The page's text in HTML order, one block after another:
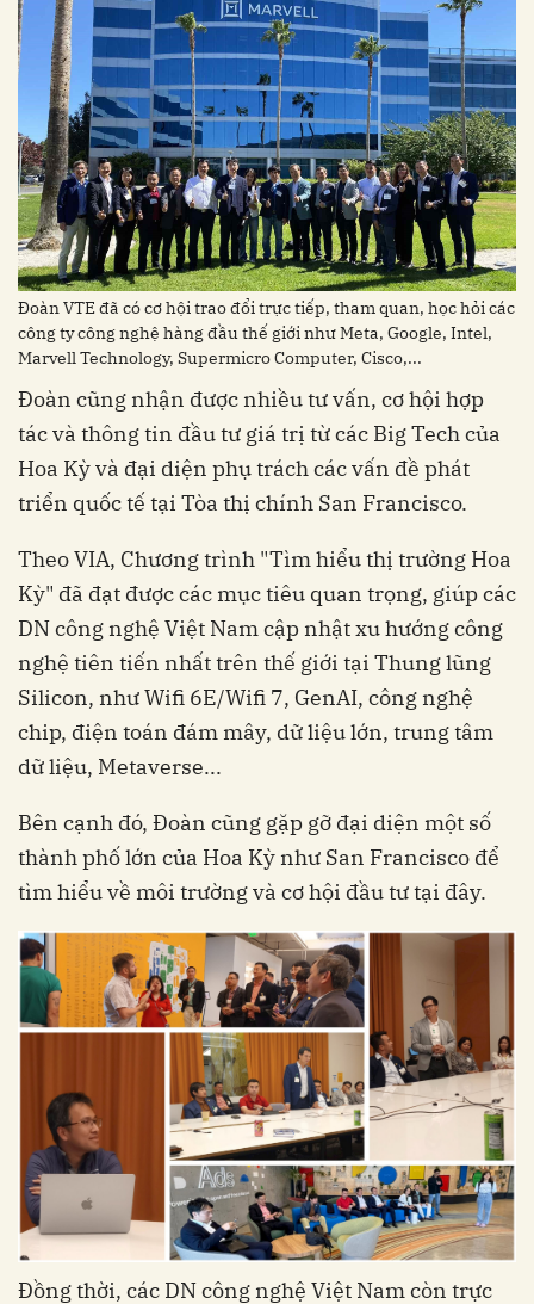
Đoàn VTE đã có cơ hội trao đổi trực tiếp, tham quan, học hỏi các
công ty công nghệ hàng đầu thế giới như Meta, Google, Intel,
Marvell Technology, Supermicro Computer, Cisco,...
Đoàn cũng nhận được nhiều tư vấn, cơ hội hợp
tác và thông tin đầu tư giá trị từ các Big Tech của
Hoa Kỳ và đại diện phụ trách các vấn đề phát
triển quốc tế tại Tòa thị chính San Francisco.
Theo VIA, Chương trình "Tìm hiểu thị trường Hoa
Kỳ" đã đạt được các mục tiêu quan trọng, giúp các
DN công nghệ Việt Nam cập nhật xu hướng công
nghệ tiên tiến nhất trên thế giới tại Thung lũng
Silicon, như Wifi 6E/Wifi 7, GenAI, công nghệ
chip, điện toán đám mây, dữ liệu lớn, trung tâm
dữ liệu, Metaverse...
Bên cạnh đó, Đoàn cũng gặp gỡ đại diện một số
thành phố lớn của Hoa Kỳ như San Francisco để
tìm hiểu về môi trường và cơ hội đầu tư tại đây.
Đồng thời, các DN công nghệ Việt Nam còn trực